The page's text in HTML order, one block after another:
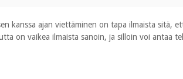
kanssa ajan viettäminen on tapa ilmaista sitä,
on vaikea ilmaista sanoin, ja silloin voi antaa